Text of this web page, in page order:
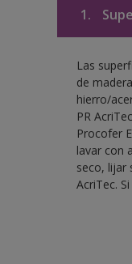
1.
Las
de
hierro/
PR
Procofer
lavar con
seco, lijar
AcriTec.